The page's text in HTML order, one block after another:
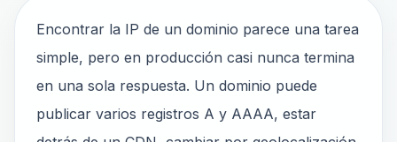
Encontrar la IP de un dominio parece una tarea
simple, pero en producción casi nunca termina
en una sola respuesta. Un dominio puede
publicar varios registros A y AAAA, estar